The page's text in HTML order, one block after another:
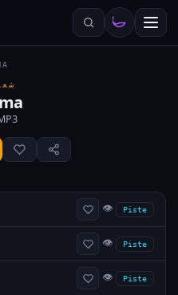
👁 Piste
👁 Piste
👁 Piste